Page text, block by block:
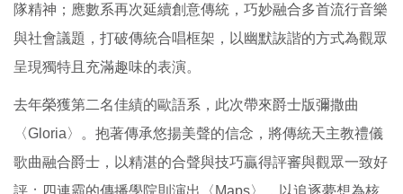
隊精神；應數系再次延續創意傳統，巧妙融合多首流行音樂
與社會議題，打破傳統合唱框架，以幽默詼諧的方式為觀眾
呈現獨特且充滿趣味的表演。
去年榮獲第二名佳績的歐語系，此次帶來爵士版彌撒曲
〈Gloria〉。抱著傳承悠揚美聲的信念，將傳統天主教禮儀
歌曲融合爵士，以精湛的合聲與技巧贏得評審與觀眾一致好
評；四連霸的傳播學院則演出〈Maps〉，以追逐夢想為核